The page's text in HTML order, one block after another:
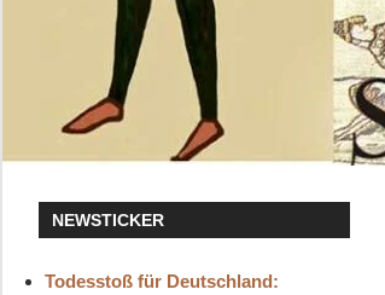
NEWSTICKER
Todesstoß für Deutschland: